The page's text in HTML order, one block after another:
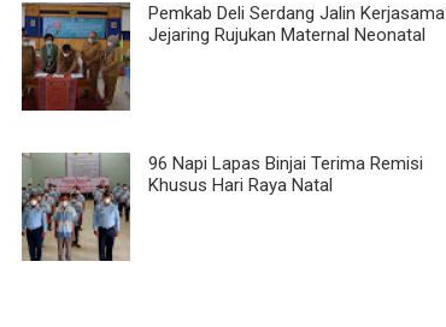
Pemkab Deli Serdang Jalin Kerjasama
Jejaring Rujukan Maternal Neonatal
96 Napi Lapas Binjai Terima Remisi
Khusus Hari Raya Natal